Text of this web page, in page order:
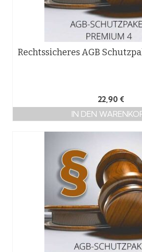
Rechtssicheres AGB
22,90 €
IN DEN